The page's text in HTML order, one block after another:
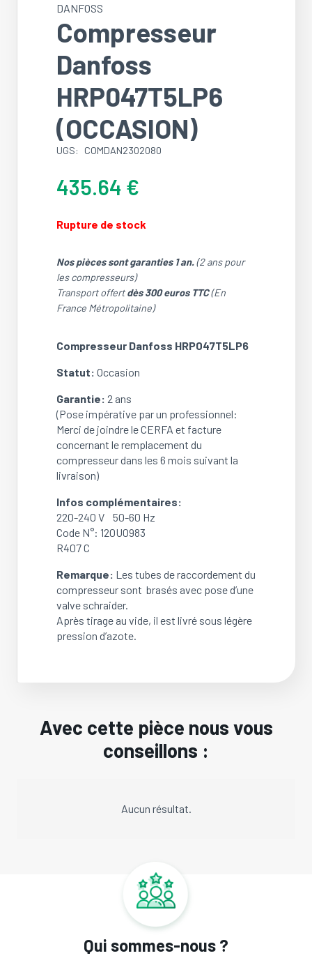
DANFOSS
Compresseur
Danfoss
HRP047T5LP6
(OCCASION)
UGS: COMDAN2302080
435.64 €
Rupture de stock
Nos pièces sont garanties 1 an.(2 ans pour
les compresseurs)
Transport offertdès 300 euros TTC(En
France Métropolitaine)
Compresseur Danfoss HRP047T5LP6
Statut: Occasion
Garantie: 2 ans
(Pose impérative par un professionnel:
Merci de joindre le CERFA et facture
concernant le remplacement du
compresseur dans les 6 mois suivant la
livraison)
Infos complémentaires:
220-240 V 50-60 Hz
Code N°: 120U0983
R407 C
Remarque: Les tubes de raccordement du
compresseur sont brasés avec pose d’une
valve schraider.
Après tirage au vide, il est livré sous légère
pression d’azote.
Avec cette pièce nous vous
conseillons :
Aucun résultat.
Qui sommes-nous ?